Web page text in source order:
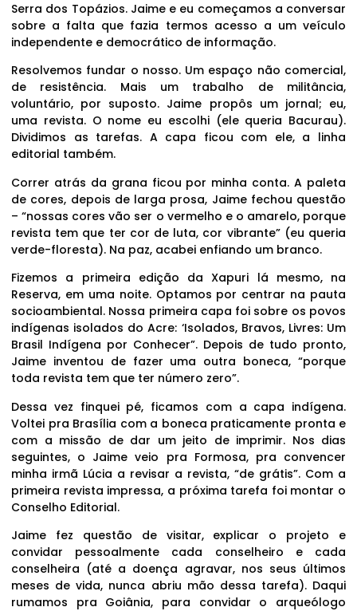
Serra dos Topázios. Jaime e eu começamos a conversar
sobre a falta que fazia termos acesso a um veículo
independente e democrático de informação.
Resolvemos fundar o nosso. Um espaço não comercial,
de resistência. Mais um trabalho de militância,
voluntário, por suposto. Jaime propôs um jornal; eu,
uma revista. O nome eu escolhi (ele queria Bacurau).
Dividimos as tarefas. A capa ficou com ele, a linha
editorial também.
Correr atrás da grana ficou por minha conta. A paleta
de cores, depois de larga prosa, Jaime fechou questão
– “nossas cores vão ser o vermelho e o amarelo, porque
revista tem que ter cor de luta, cor vibrante” (eu queria
verde-floresta). Na paz, acabei enfiando um branco.
Fizemos a primeira edição da Xapuri lá mesmo, na
Reserva, em uma noite. Optamos por centrar na pauta
socioambiental. Nossa primeira capa foi sobre os povos
indígenas isolados do Acre: ‘Isolados, Bravos, Livres: Um
Brasil Indígena por Conhecer”. Depois de tudo pronto,
Jaime inventou de fazer uma outra boneca, “porque
toda revista tem que ter número zero”.
Dessa vez finquei pé, ficamos com a capa indígena.
Voltei pra Brasília com a boneca praticamente pronta e
com a missão de dar um jeito de imprimir. Nos dias
seguintes, o Jaime veio pra Formosa, pra convencer
minha irmã Lúcia a revisar a revista, “de grátis”. Com a
primeira revista impressa, a próxima tarefa foi montar o
Conselho Editorial.
Jaime fez questão de visitar, explicar o projeto e
convidar pessoalmente cada conselheiro e cada
conselheira (até a doença agravar, nos seus últimos
meses de vida, nunca abriu mão dessa tarefa). Daqui
rumamos pra Goiânia, para convidar o arqueólogo